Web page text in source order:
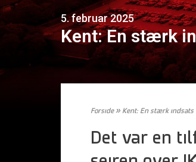
5. februar 2025
Kent: En stærk
Forside» Kent: En stærk indsats
Det var en